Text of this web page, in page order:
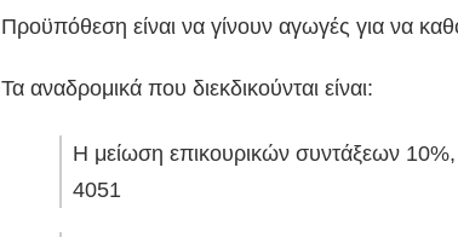
Προϋπόθεση είναι να γίνουν αγωγές για να
Τα αναδρομικά που διεκδικούνται είναι:
Η μείωση επικουρικών συντάξεων
4051